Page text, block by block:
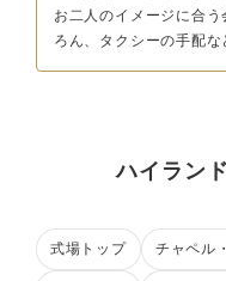
お二人のイメージに合
ろん、タクシーの手配な
ハイラン
式場トップ チャペル